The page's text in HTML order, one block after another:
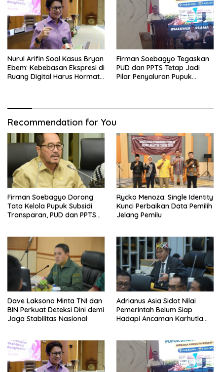
Nurul Arifin Soal Kasus Bryan
Ebem: Kebebasan Ekspresi di
Ruang Digital Harus Hormati
Firman Soebagyo Tegaskan
PUD dan PPTS Tetap Jadi
Pilar Penyaluran Pupuk
Recommendation for You
Firman Soebagyo Dorong
Tata Kelola Pupuk Subsidi
Transparan, PUD dan PPTS
Rycko Menoza: Single Identity
Kunci Perbaikan Data Pemilih
Jelang Pemilu
Dave Laksono Minta TNI dan
BIN Perkuat Deteksi Dini demi
Jaga Stabilitas Nasional
Adrianus Asia Sidot Nilai
Pemerintah Belum Siap
Hadapi Ancaman Karhutla